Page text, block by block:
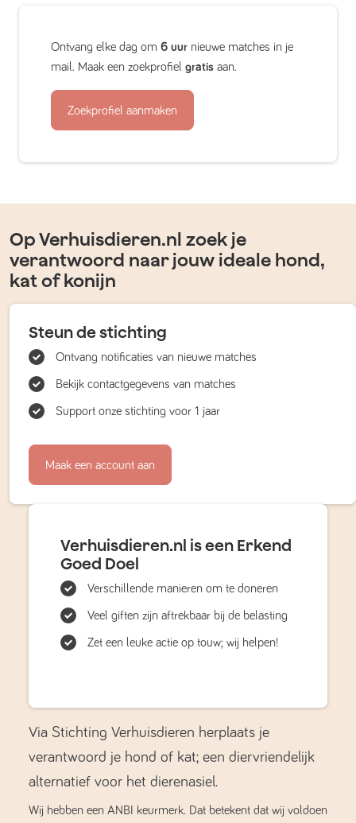
Ontvang elke dag om 6 uur nieuwe matches in je
mail. Maak een zoekprofiel gratis aan.
Zoekprofiel aanmaken
Op Verhuisdieren.nl zoek je
verantwoord naar jouw ideale hond,
kat of konijn
Steun de stichting
Ontvang notificaties van nieuwe matches
Bekijk contactgegevens van matches
Support onze stichting voor 1 jaar
Maak een account aan
Verhuisdieren.nl is een Erkend
Goed Doel
Verschillende manieren om te doneren
Veel giften zijn aftrekbaar bij de belasting
Zet een leuke actie op touw; wij helpen!
Via Stichting Verhuisdieren herplaats je
verantwoord je hond of kat; een diervriendelijk
alternatief voor het dierenasiel.
Wij hebben een ANBI keurmerk. Dat betekent dat wij voldoen